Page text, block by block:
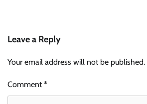
Leave a Reply
Your email address will not be published.
Comment*